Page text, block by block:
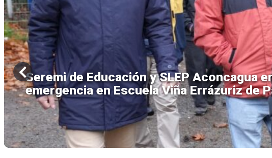
SLEP Aconcagua mantiene despliegue
un retorno seguro a clases